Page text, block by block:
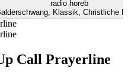
radio horeb
Klassik, Christliche
Call Prayerline